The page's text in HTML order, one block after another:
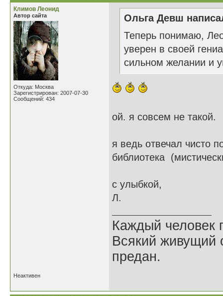
Климов Леонид
Автор сайта
Откуда: Москва
Зарегистрирован: 2007-07-30
Сообщений: 434
Ольга Девш
Теперь понимаю,
уверен в своей
сильном желании и
ой. я совсем не такой.
я ведь отвечал чисто
библиотека
с улыбкой,
Л.
Каждый человек
Всякий живущий
предан.
Неактивен